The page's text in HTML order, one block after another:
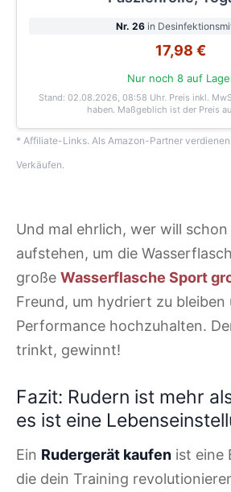
Nr. 26 in
17,98 €
Nur noch 8 auf
Stand: 02.08.2026, 08:58 Uhr. Preis inkl.
haben. Maßgeblich ist der Preis
* Affiliate-Links. Als Amazon-Partner
Verkäufen.
Und mal ehrlich, wer will
aufstehen, um die
große Wasserflasche Sport
Freund, um hydriert zu bleiben
Performance hochzuhalten.
trinkt, gewinnt!
Fazit: Rudern ist mehr
es ist eine
Ein Rudergerät kaufen ist eine
die dein Training